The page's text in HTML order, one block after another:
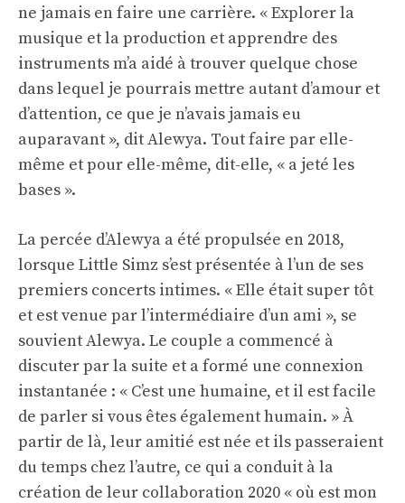
ne jamais en faire une carrière. « Explorer la
musique et la production et apprendre des
instruments m’a aidé à trouver quelque chose
dans lequel je pourrais mettre autant d’amour et
d’attention, ce que je n’avais jamais eu
auparavant », dit Alewya. Tout faire par elle-
même et pour elle-même, dit-elle, « a jeté les
bases ».
La percée d’Alewya a été propulsée en 2018,
lorsque Little Simz s’est présentée à l’un de ses
premiers concerts intimes. « Elle était super tôt
et est venue par l’intermédiaire d’un ami », se
souvient Alewya. Le couple a commencé à
discuter par la suite et a formé une connexion
instantanée : « C’est une humaine, et il est facile
de parler si vous êtes également humain. » À
partir de là, leur amitié est née et ils passeraient
du temps chez l’autre, ce qui a conduit à la
création de leur collaboration 2020 « où est mon